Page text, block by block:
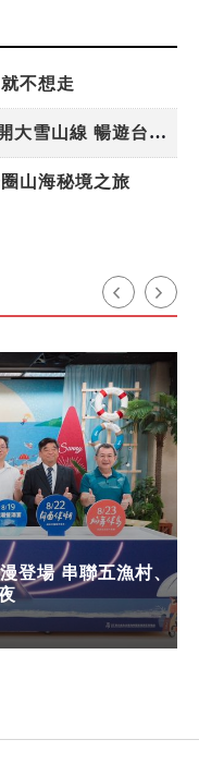
不想走
台灣好行／新路線！下半年增開大雪山線 暢遊台中更便利
山海秘境之旅
登場 串聯五漁村、